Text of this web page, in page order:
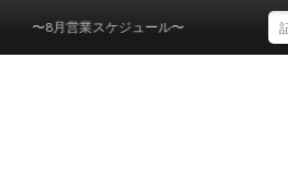
月営業スケジュール〜